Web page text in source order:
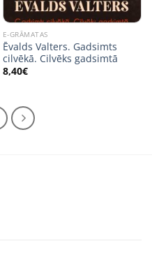
E-GRĀMATAS
Ēvalds Valters. Gadsimts
cilvēkā. Cilvēks gadsimtā
8,40€